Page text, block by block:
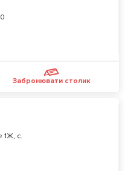
Забронювати столик
1Ж, с.